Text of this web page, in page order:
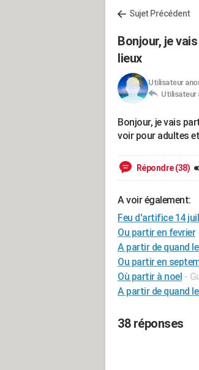
Sujet Précédent
Bonjour, je
lieux
Utilisateur
Utilisateur
Bonjour, je vais
voir pour adultes
Répondre (38)
A voir également:
Feu d'artifice 14
Ou partir en fevrier
A partir de quand
Ou partir en
Où partir à noel -
A partir de quand
38 réponses